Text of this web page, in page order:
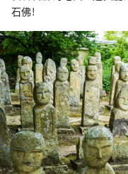
石佛!